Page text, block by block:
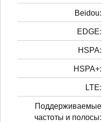
Beidou:
EDGE:
HSPA:
HSPA+:
LTE:
Поддерживаемые
частоты и полосы: